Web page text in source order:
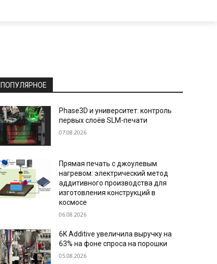
ПОПУЛЯРНОЕ
Phase3D и университет: контроль
первых слоёв SLM-печати
07.08.2026
Прямая печать с джоулевым
нагревом: электрический метод
аддитивного производства для
изготовления конструкций в
космосе
06.08.2026
6K Additive увеличила выручку на
63% на фоне спроса на порошки
05.08.2026